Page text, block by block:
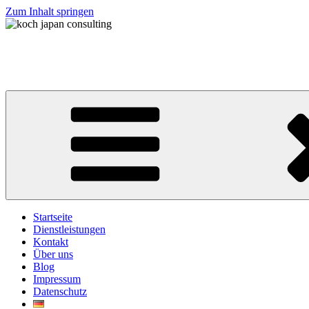
Zum Inhalt springen
Startseite
Dienstleistungen
Kontakt
Über uns
Blog
Impressum
Datenschutz